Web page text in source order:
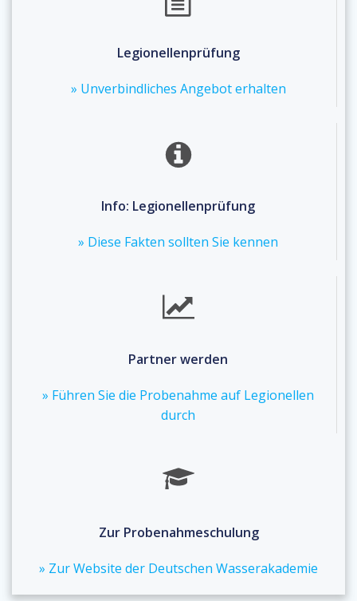
Legionellenprüfung
» Unverbindliches Angebot erhalten
Info: Legionellenprüfung
» Diese Fakten sollten Sie kennen
Partner werden
» Führen Sie die Probenahme auf Legionellen
durch
Zur Probenahmeschulung
» Zur Website der Deutschen Wasserakademie